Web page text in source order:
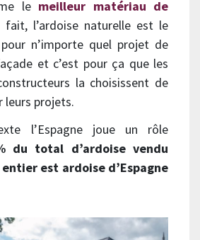
le meilleur matériau de
fait, l’ardoise naturelle est le
n’importe quel projet de
et c’est pour ça que les
la choisissent de
leurs projets.
l’Espagne joue un rôle
du total d’ardoise vendu
est ardoise d’Espagne